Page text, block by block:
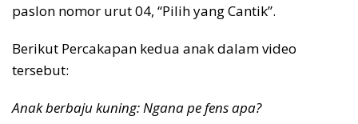
paslon nomor urut 04, “Pilih yang Cantik”.
Berikut Percakapan kedua anak dalam video
tersebut:
Anak berbaju kuning: Ngana pe fens apa?